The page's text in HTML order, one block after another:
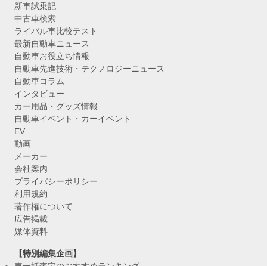
新車試乗記
中古車検索
ライバル車比較テスト
最新自動車ニュース
自動車お役立ち情報
自動車先進技術・テクノロジーニュース
自動車コラム
インタビュー
カー用品・グッズ情報
自動車イベント・カーイベント
EV
動画
メーカー
会社案内
プライバシーポリシー
利用規約
著作権について
広告掲載
媒体資料
【特別編集企画】